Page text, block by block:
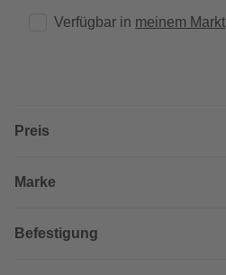
Verfügbar in meinem Markt
Preis
Marke
Befestigung